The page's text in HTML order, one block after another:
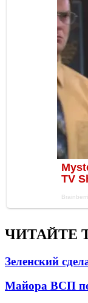
ЧИТАЙТЕ
Зеленский
Майора ВСП